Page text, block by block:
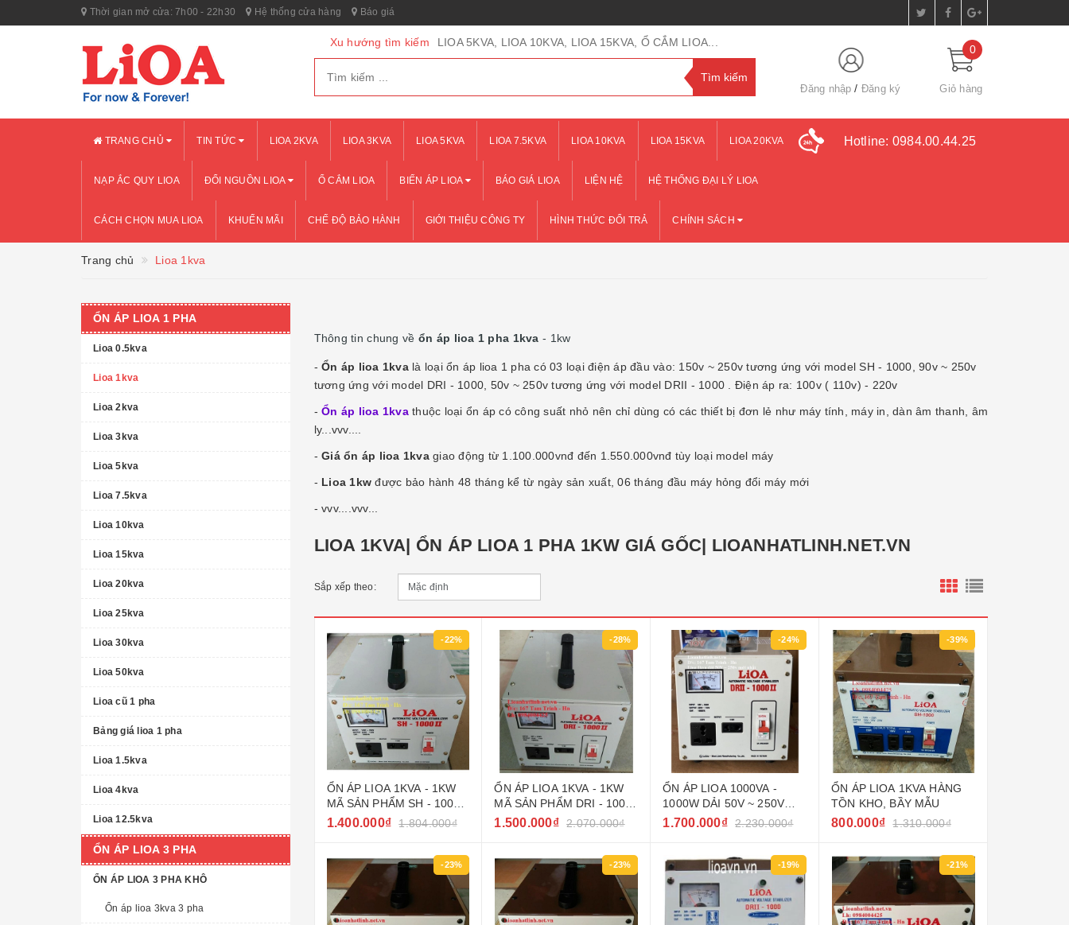
Thời gian mở cửa: 7h00 - 22h30 Hệ thống cửa hàng Báo giá
Xu hướng tìm kiếm LIOA 5KVA, LIOA 10KVA, LIOA 15KVA, Ổ CẮM LIOA...
Đăng nhập Đăng ký
0
Giỏ hàng
TRANG CHỦ TIN TỨC LIOA 2KVA LIOA 3KVA LIOA 5KVA LIOA 7.5KVA LIOA 10KVA LIOA 15KVA LIOA 20KVA
NẠP ẮC QUY LIOA ĐỔI NGUỒN LIOA Ổ CẮM LIOA BIẾN ÁP LIOA BÁO GIÁ LIOA LIỆN HỆ HỆ THỐNG ĐẠI LÝ LIOA
CÁCH CHỌN MUA LIOA KHUẾN MÃI CHẾ ĐỘ BẢO HÀNH GIỚI THIỆU CÔNG TY HÌNH THỨC ĐỔI TRẢ CHÍNH SÁCH
Hotline: 0984.00.44.25
Trang chủ Lioa 1kva
Thông tin chung về ổn áp lioa 1 pha 1kva - 1kw
- Ổn áp lioa 1kvalà loại ổn áp lioa 1 pha có 03 loại điện áp đầu vào: 150v ~ 250v tương ứng với model SH - 1000, 90v ~ 250v
tương ứng với model DRI - 1000, 50v ~ 250v tương ứng với model DRII - 1000 . Điện áp ra: 100v ( 110v) - 220v
- Ổn áp lioa 1kva thuộc loại ổn áp có công suất nhỏ nên chỉ dùng có các thiết bị đơn lẻ như máy tính, máy in, dàn âm thanh, âm
ly...vvv....
- Giá ổn áp lioa 1kvagiao động từ 1.100.000vnđ đến 1.550.000vnđ tùy loại model máy
- Lioa 1kw được bảo hành 48 tháng kể từ ngày sản xuất, 06 tháng đầu máy hỏng đổi máy mới
- vvv....vvv...
LIOA 1KVA| ỔN ÁP LIOA 1 PHA 1KW GIÁ GỐC| LIOANHATLINH.NET.VN
Sắp xếp theo:
-22%
ỔN ÁP LIOA 1KVA - 1KW
MÃ SẢN PHẨM SH - 1000
II ĐỜI MỚI NHẤT
1.400.000₫ 1.804.000₫
-28%
ỔN ÁP LIOA 1KVA - 1KW
MÃ SẢN PHẨM DRI - 1000
II ĐỜI MỚI NHẤT
1.500.000₫ 2.070.000₫
-24%
ỔN ÁP LIOA 1000VA -
1000W DẢI 50V ~ 250V
ĐỜI MỚI NHẤT
1.700.000₫ 2.230.000₫
-39%
ỔN ÁP LIOA 1KVA HÀNG
TỒN KHO, BẦY MẪU
800.000₫ 1.310.000₫
-23% -23% -19% -21%
ỔN ÁP LIOA 1 PHA
Lioa 0.5kva
Lioa 1kva
Lioa 2kva
Lioa 3kva
Lioa 5kva
Lioa 7.5kva
Lioa 10kva
Lioa 15kva
Lioa 20kva
Lioa 25kva
Lioa 30kva
Lioa 50kva
Lioa cũ 1 pha
Bảng giá lioa 1 pha
Lioa 1.5kva
Lioa 4kva
Lioa 12.5kva
ỔN ÁP LIOA 3 PHA
ỔN ÁP LIOA 3 PHA KHÔ
Ổn áp lioa 3kva 3 pha